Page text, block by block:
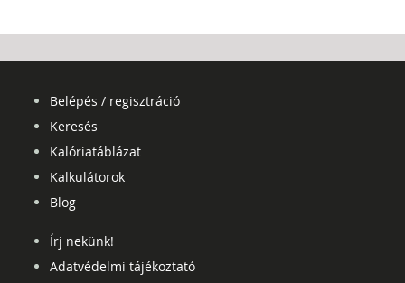
Belépés / regisztráció
Keresés
Kalóriatáblázat
Kalkulátorok
Blog
Írj nekünk!
Adatvédelmi tájékoztató